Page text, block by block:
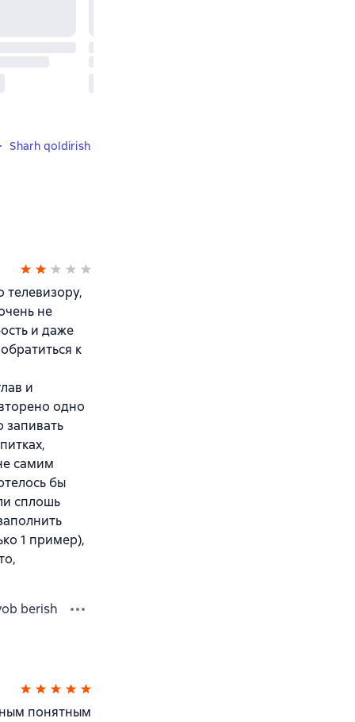
Sharh qoldirish
телевизору,
не
и даже
к
и
одно
запивать
самим
бы
сплошь
1 пример),
berish
понятным